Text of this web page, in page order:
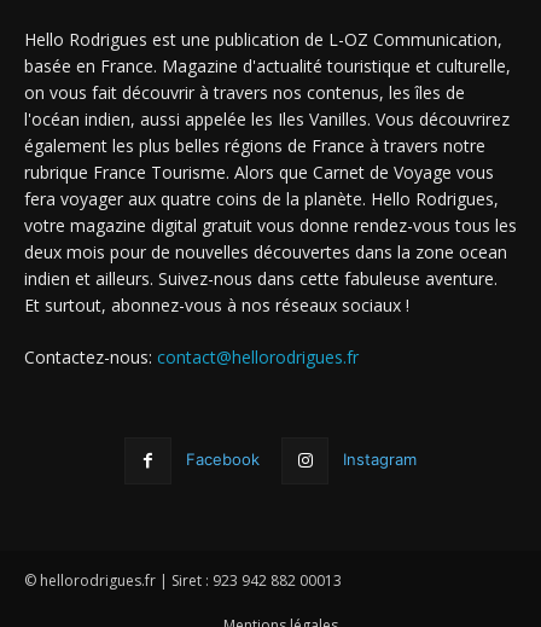
Hello Rodrigues est une publication de L-OZ Communication,
basée en France. Magazine d'actualité touristique et culturelle,
on vous fait découvrir à travers nos contenus, les îles de
l'océan indien, aussi appelée les Iles Vanilles. Vous découvrirez
également les plus belles régions de France à travers notre
rubrique France Tourisme. Alors que Carnet de Voyage vous
fera voyager aux quatre coins de la planète. Hello Rodrigues,
votre magazine digital gratuit vous donne rendez-vous tous les
deux mois pour de nouvelles découvertes dans la zone ocean
indien et ailleurs. Suivez-nous dans cette fabuleuse aventure.
Et surtout, abonnez-vous à nos réseaux sociaux !
Contactez-nous: contact@hellorodrigues.fr
Facebook Instagram
© hellorodrigues.fr | Siret : 923 942 882 00013